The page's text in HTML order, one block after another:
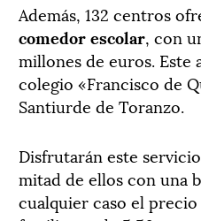
Además, 132 centros
comedor escolar, con
millones de euros. Este
colegio «Francisco de
Santiurde de Toranzo.
Disfrutarán este
mitad de ellos con una
cualquier caso el